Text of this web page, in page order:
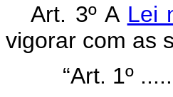
Art. 3º A Lei
vigorar com as
“Art. 1º